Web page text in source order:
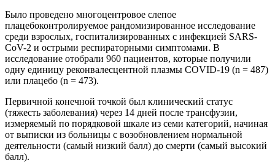
Было проведено многоцентровое слепое
плацебоконтролируемое рандомизированное исследование
среди взрослых, госпитализированных с инфекцией SARS-
CoV-2 и острыми респираторными симптомами. В
исследование отобрали 960 пациентов, которые получили
одну единицу реконвалесцентной плазмы COVID-19 (n = 487)
или плацебо (n = 473).
Первичной конечной точкой был клинический статус
(тяжесть заболевания) через 14 дней после трансфузии,
измеряемый по порядковой шкале из семи категорий, начиная
от выписки из больницы с возобновлением нормальной
деятельности (самый низкий балл) до смерти (самый высокий
балл).